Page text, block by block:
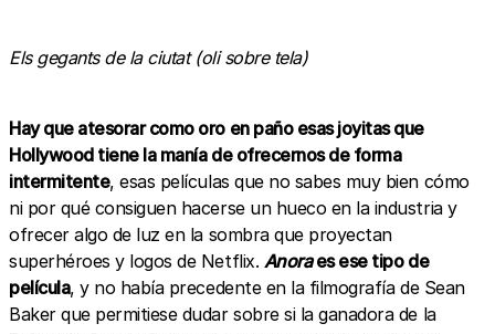
Els gegants de la ciutat (oli sobre tela)
Hay que atesorar como oro en paño esas joyitas que
Hollywood tiene la manía de ofrecernos de forma
intermitente, esas películas que no sabes muy bien cómo
ni por qué consiguen hacerse un hueco en la industria y
ofrecer algo de luz en la sombra que proyectan
superhéroes y logos de Netflix. Anoraes ese tipo de
película, y no había precedente en la filmografía de Sean
Baker que permitiese dudar sobre si la ganadora de la